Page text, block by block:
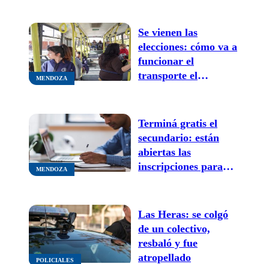
MENDOZA
Se vienen las
elecciones: cómo va a
funcionar el
transporte el
MENDOZA
Terminá gratis el
secundario: están
abiertas las
inscripciones para
POLICIALES
Las Heras: se colgó
de un colectivo,
resbaló y fue
atropellado